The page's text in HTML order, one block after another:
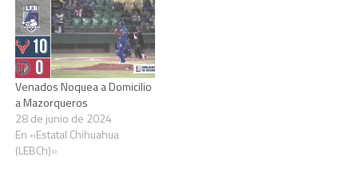
entradas y los Mineros de
Parral (4-6) derrotaron 7-4 a
los Mazorqueros de
Camargo. Ahora
Mazorqueros…
Venados Noquea a Domicilio
a Mazorqueros
28 de junio de 2024
En «Estatal Chihuahua
(LEBCh)»